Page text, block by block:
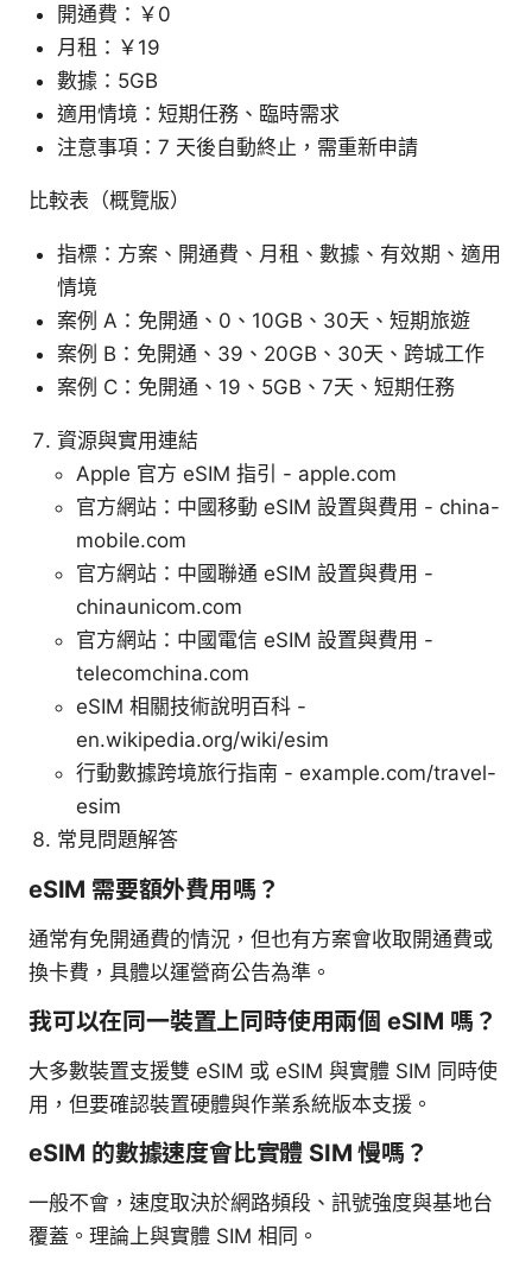
開通費：￥0
月租：￥19
數據：5GB
適用情境：短期任務、臨時需求
注意事項：7 天後自動終止，需重新申請
比較表（概覽版）
指標：方案、開通費、月租、數據、有效期、適用
情境
案例 A：免開通、0、10GB、30天、短期旅遊
案例 B：免開通、39、20GB、30天、跨城工作
案例 C：免開通、19、5GB、7天、短期任務
資源與實用連結
Apple 官方 eSIM 指引 - apple.com
官方網站：中國移動 eSIM 設置與費用 - china-
mobile.com
官方網站：中國聯通 eSIM 設置與費用 -
chinaunicom.com
官方網站：中國電信 eSIM 設置與費用 -
telecomchina.com
eSIM 相關技術說明百科 -
en.wikipedia.org/wiki/esim
行動數據跨境旅行指南 - example.com/travel-
esim
常見問題解答
eSIM 需要額外費用嗎？
通常有免開通費的情況，但也有方案會收取開通費或
換卡費，具體以運營商公告為準。
我可以在同一裝置上同時使用兩個 eSIM 嗎？
大多數裝置支援雙 eSIM 或 eSIM 與實體 SIM 同時使
用，但要確認裝置硬體與作業系統版本支援。
eSIM 的數據速度會比實體 SIM 慢嗎？
一般不會，速度取決於網路頻段、訊號強度與基地台
覆蓋。理論上與實體 SIM 相同。